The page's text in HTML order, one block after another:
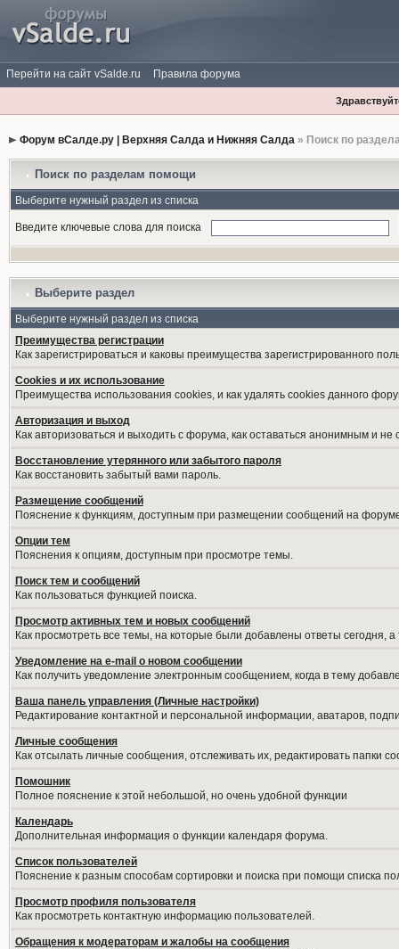
Перейти на сайт vSalde.ru Правила форума
Форум вСалде.ру | Верхняя Салда и Нижняя Салда» Поиск по
Поиск по разделам помощи
Выберите нужный раздел из списка
Введите ключевые слова для поиска
Выберите раздел
Выберите нужный раздел из списка
Преимущества регистрации
Как зарегистрироваться и каковы преимущества зарегистрированного
Cookies и их использование
Преимущества использования cookies, и как удалять cookies данного
Авторизация и выход
Как авторизоваться и выходить с форума, как оставаться анонимным и
Восстановление утерянного или забытого пароля
Как восстановить забытый вами пароль.
Размещение сообщений
Пояснение к функциям, доступным при размещении сообщений на
Опции тем
Пояснения к опциям, доступным при просмотре темы.
Поиск тем и сообщений
Как пользоваться функцией поиска.
Просмотр активных тем и новых сообщений
Как просмотреть все темы, на которые были добавлены ответы сегодня,
Уведомление на е-mail о новом сообщении
Как получить уведомление электронным сообщением, когда в тему
Ваша панель управления (Личные настройки)
Редактирование контактной и персональной информации, аватаров,
Личные сообщения
Как отсылать личные сообщения, отслеживать их, редактировать папки
Помошник
Полное пояснение к этой небольшой, но очень удобной функции
Календарь
Дополнительная информация о функции календаря форума.
Список пользователей
Пояснение к разным способам сортировки и поиска при помощи списка
Просмотр профиля пользователя
Как просмотреть контактную информацию пользователей.
Обращения к модераторам и жалобы на сообщения